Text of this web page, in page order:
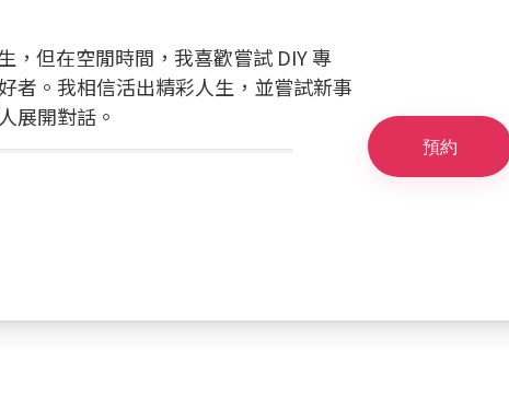
，但在空閒時間，我喜歡嘗試 DIY 專
者。我相信活出精彩人生，並嘗試新事
展開對話。
預約